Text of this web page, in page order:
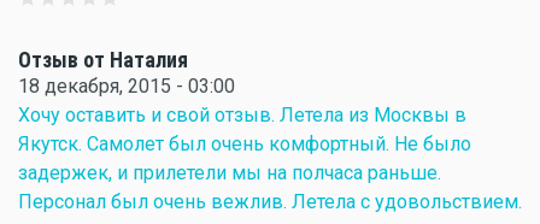
Отзыв от Наталия
18 декабря, 2015 - 03:00
Хочу оставить и свой отзыв. Летела из Москвы в
Якутск. Самолет был очень комфортный. Не было
задержек, и прилетели мы на полчаса раньше.
Персонал был очень вежлив. Летела с удовольствием.